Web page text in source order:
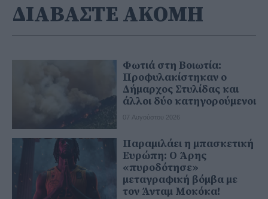
ΔΙΑΒΑΣΤΕ ΑΚΟΜΗ
Φωτιά στη Βοιωτία:
Προφυλακίστηκαν ο
Δήμαρχος Στυλίδας και
άλλοι δύο κατηγορούμενοι
07 Αυγούστου 2026
Παραμιλάει η μπασκετική
Ευρώπη: Ο Άρης
«πυροδότησε»
μεταγραφική βόμβα με
τον Άνταμ Μοκόκα!